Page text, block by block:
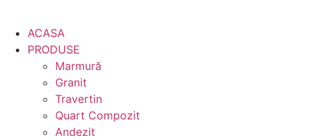
ACASA
PRODUSE
Marmură
Granit
Travertin
Quart Compozit
Andezit